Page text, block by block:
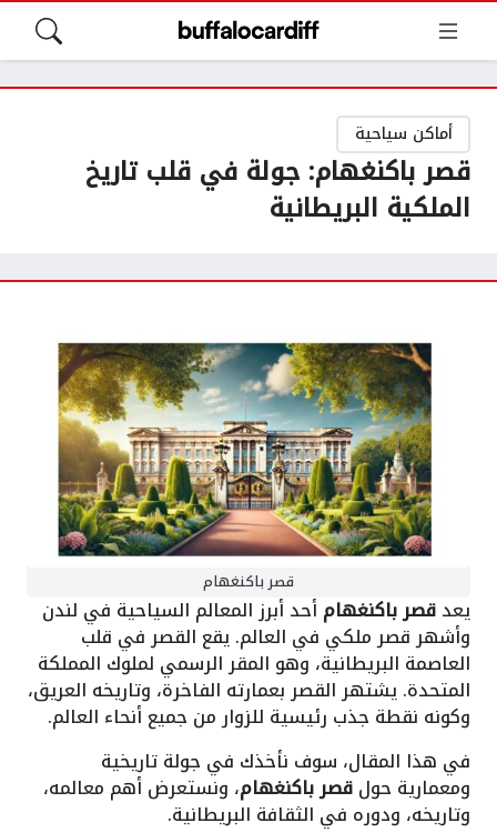
أماكن سياحية
قصر باكنغهام: جولة في قلب تاريخ
الملكية البريطانية
قصر باكنغهام
يعدقصر باكنغهام أحد أبرز المعالم السياحية في لندن
وأشهر قصر ملكي في العالم. يقع القصر في قلب
العاصمة البريطانية، وهو المقر الرسمي لملوك المملكة
المتحدة. يشتهر القصر بعمارته الفاخرة، وتاريخه العريق،
وكونه نقطة جذب رئيسية للزوار من جميع أنحاء العالم.
في هذا المقال، سوف نأخذك في جولة تاريخية
ومعمارية حولقصر باكنغهام، ونستعرض أهم معالمه،
وتاريخه، ودوره في الثقافة البريطانية.